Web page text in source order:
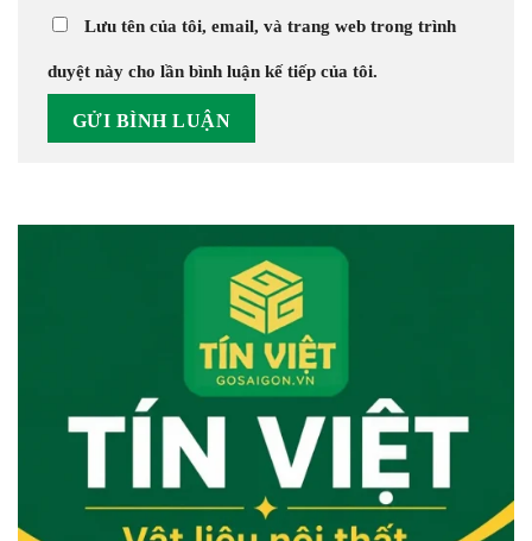
Lưu tên của tôi, email, và trang web trong trình
duyệt này cho lần bình luận kế tiếp của tôi.